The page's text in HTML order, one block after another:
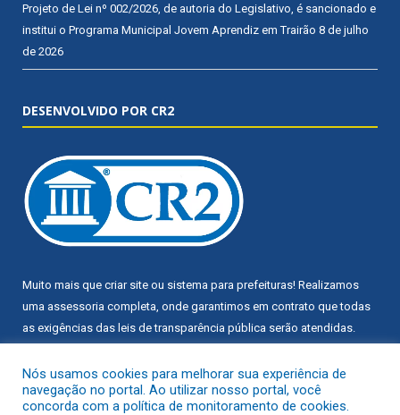
Projeto de Lei nº 002/2026, de autoria do Legislativo, é sancionado e
institui o Programa Municipal Jovem Aprendiz em Trairão 8 de julho
de 2026
DESENVOLVIDO POR CR2
Muito mais que criar site ou sistema para prefeituras! Realizamos
uma assessoria completa, onde garantimos em contrato que todas
as exigências das leis de transparência pública serão atendidas.
Conheça o e o Radar da Transparência Pública
Nós usamos cookies para melhorar sua experiência de
navegação no portal. Ao utilizar nosso portal, você
concorda com a política de monitoramento de cookies.